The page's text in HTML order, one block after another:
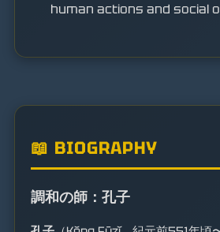
human actions and social
📖 BIOGRAPHY
調和の師：孔子